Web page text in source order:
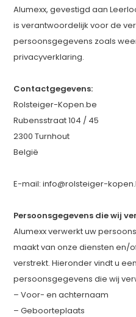
Alumexx, gevestigd aan
is verantwoordelijk voor de
persoonsgegevens zoals
privacyverklaring.
Contactgegevens:
Rolsteiger-Kopen.be
Rubensstraat 104 / 45
2300 Turnhout
België
E-mail:info@rolsteiger-
Persoonsgegevens die wij
Alumexx verwerkt uw
maakt van onze diensten en/
verstrekt. Hieronder vindt u
persoonsgegevens die wij
– Voor- en achternaam
– Geboorteplaats